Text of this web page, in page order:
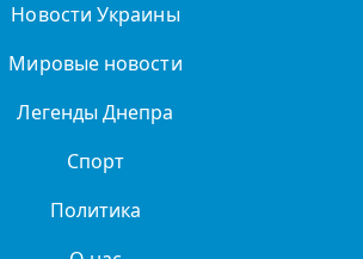
Новости Украины
Мировые новости
Легенды Днепра
Спорт
Политика